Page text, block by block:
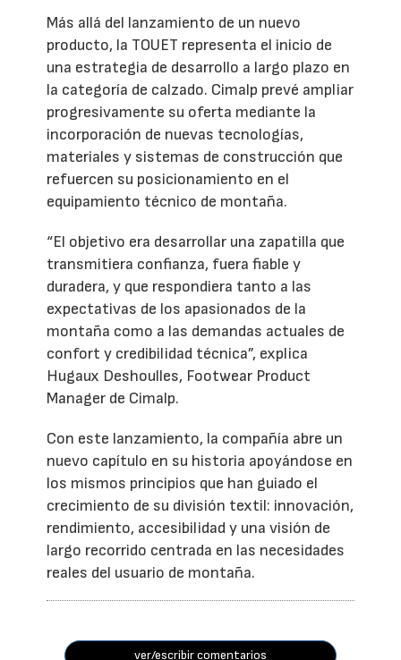
Más allá del lanzamiento de un nuevo
producto, la TOUET representa el inicio de
una estrategia de desarrollo a largo plazo en
la categoría de calzado. Cimalp prevé ampliar
progresivamente su oferta mediante la
incorporación de nuevas tecnologías,
materiales y sistemas de construcción que
refuercen su posicionamiento en el
equipamiento técnico de montaña.
“El objetivo era desarrollar una zapatilla que
transmitiera confianza, fuera fiable y
duradera, y que respondiera tanto a las
expectativas de los apasionados de la
montaña como a las demandas actuales de
confort y credibilidad técnica”, explica
Hugaux Deshoulles, Footwear Product
Manager de Cimalp.
Con este lanzamiento, la compañía abre un
nuevo capítulo en su historia apoyándose en
los mismos principios que han guiado el
crecimiento de su división textil: innovación,
rendimiento, accesibilidad y una visión de
largo recorrido centrada en las necesidades
reales del usuario de montaña.
ver/escribir comentarios